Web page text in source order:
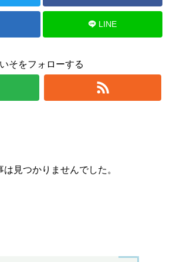
LINE
いそをフォローする
は見つかりませんでした。